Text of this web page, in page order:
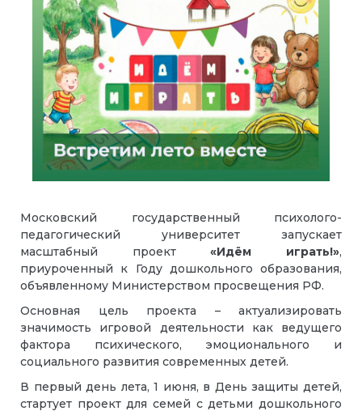
Московский государственный психолого-
педагогический университет запускает
масштабный проект«Идём играть!»,
приуроченный к Году дошкольного образования,
объявленному Министерством просвещения РФ.
Основная цель проекта – актуализировать
значимость игровой деятельности как ведущего
фактора психического, эмоционального и
социального развития современных детей.
В первый день лета, 1 июня, в День защиты детей,
стартует проект для семей с детьми дошкольного